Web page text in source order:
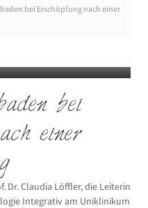
bei Erschöpfung nach einer
bei
einer
Dr. Claudia Löffler, die Leiterin
Integrativ am Uniklinikum